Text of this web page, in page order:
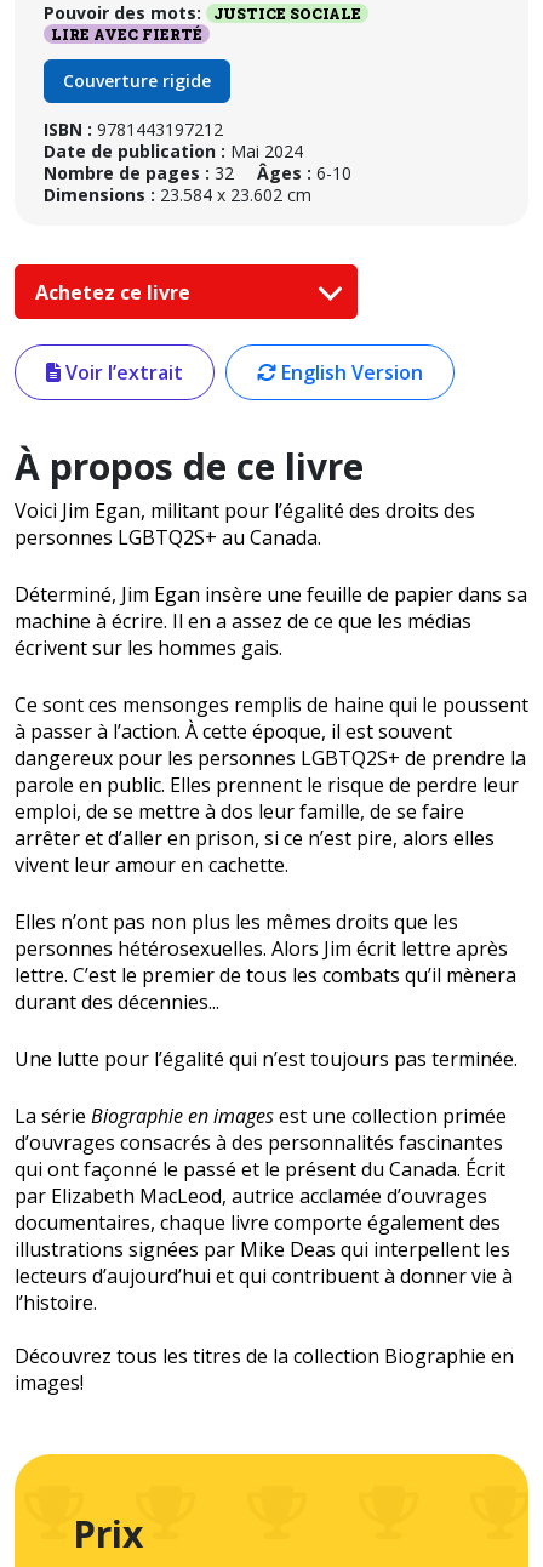
Pouvoir des mots:
JUSTICE SOCIALE
LIRE AVEC FIERTÉ
Couverture rigide
ISBN : 9781443197212
Date de publication : Mai 2024
Nombre de pages : 32 Âges : 6-10
Dimensions : 23.584 x 23.602 cm
Achetez ce livre
Voir l’extrait English Version
À propos de ce livre
Voici Jim Egan, militant pour l’égalité des droits des
personnes LGBTQ2S+ au Canada.
Déterminé, Jim Egan insère une feuille de papier dans sa
machine à écrire. Il en a assez de ce que les médias
écrivent sur les hommes gais.
Ce sont ces mensonges remplis de haine qui le poussent
à passer à l’action. À cette époque, il est souvent
dangereux pour les personnes LGBTQ2S+ de prendre la
parole en public. Elles prennent le risque de perdre leur
emploi, de se mettre à dos leur famille, de se faire
arrêter et d’aller en prison, si ce n’est pire, alors elles
vivent leur amour en cachette.
Elles n’ont pas non plus les mêmes droits que les
personnes hétérosexuelles. Alors Jim écrit lettre après
lettre. C’est le premier de tous les combats qu’il mènera
durant des décennies...
Une lutte pour l’égalité qui n’est toujours pas terminée.
La série Biographie en imagesest une collection primée
d’ouvrages consacrés à des personnalités fascinantes
qui ont façonné le passé et le présent du Canada. Écrit
par Elizabeth MacLeod, autrice acclamée d’ouvrages
documentaires, chaque livre comporte également des
illustrations signées par Mike Deas qui interpellent les
lecteurs d’aujourd’hui et qui contribuent à donner vie à
l’histoire.
Découvrez tous les titres de la collection Biographie en
images!
Prix